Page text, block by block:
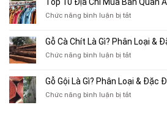
Bán
Xe
Cũ,
Xe
Cũ
TP.HCM
Thu
Sách
Tạp
Chí
Top 10 Địa Chỉ Mua Bán Quần
Chức năng bình luận bị tắtở
Địa
Chỉ
Bán
Áo
Gỗ Cà Chít Là Gì? Phân Loại &
Chức năng bình luận bị tắtở
Chít
Là
Gỗ Gội Là Gì? Phân Loại & Đặc
Chức năng bình luận bị tắtở